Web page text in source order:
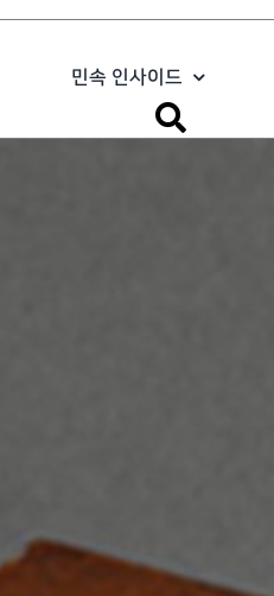
민속 인사이드